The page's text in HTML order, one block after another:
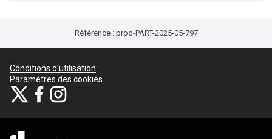
Référence : prod-PART-2025-05-797
Conditions d'utilisation
Paramètres des cookies
Je participe ! sur X
Je participe ! sur Facebook
Je participe ! sur Instagram